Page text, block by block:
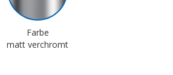
Farbe
matt verchromt